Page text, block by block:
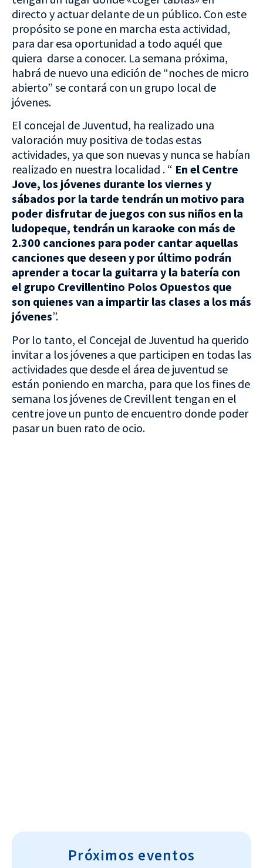
directo y actuar delante de un público. Con este
propósito se pone en marcha esta actividad,
para dar esa oportunidad a todo aquél que
quiera darse a conocer. La semana próxima,
habrá de nuevo una edición de “noches de micro
abierto” se contará con un grupo local de
jóvenes.
El concejal de Juventud, ha realizado una
valoración muy positiva de todas estas
actividades, ya que son nuevas y nunca se habían
realizado en nuestra localidad . “ En el Centre
Jove, los jóvenes durante los viernes y
sábados por la tarde tendrán un motivo para
poder disfrutar de juegos con sus niños en la
ludopeque, tendrán un karaoke con más de
2.300 canciones para poder cantar aquellas
canciones que deseen y por último podrán
aprender a tocar la guitarra y la batería con
el grupo Crevillentino Polos Opuestos que
son quienes van a impartir las clases a los más
jóvenes”.
Por lo tanto, el Concejal de Juventud ha querido
invitar a los jóvenes a que participen en todas las
actividades que desde el área de juventud se
están poniendo en marcha, para que los fines de
semana los jóvenes de Crevillent tengan en el
centre jove un punto de encuentro donde poder
pasar un buen rato de ocio.
Próximos eventos